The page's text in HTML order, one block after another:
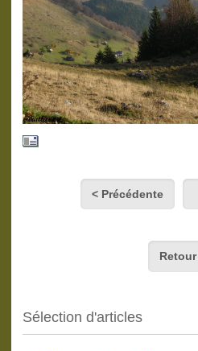
< Précédente
Retour
Sélection d'articles